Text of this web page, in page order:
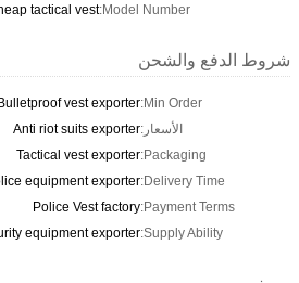
Model Number:
Cheap tactical vest
والشحن
Bulletproof vest exporter
Anti riot suits exporter
Tactical vest exporter
Delivery Time:
police equipment exporter
Payment Terms:
Police Vest factory
Supply Ability:
Police security equipment exporter